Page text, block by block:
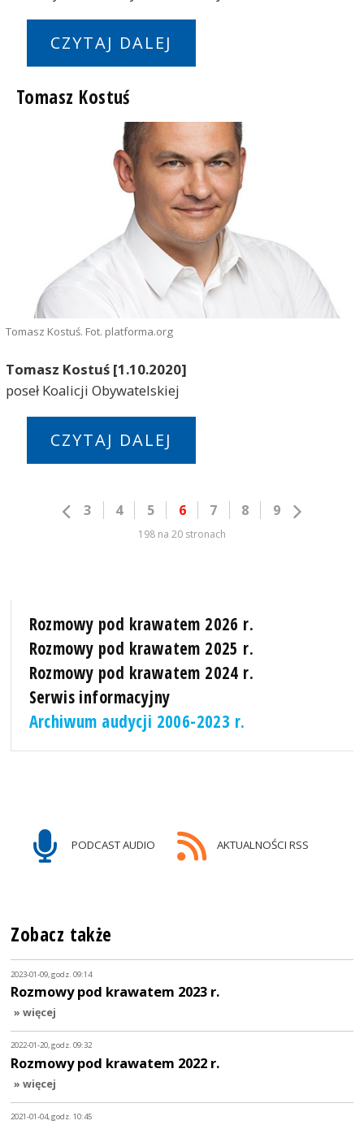
CZYTAJ DALEJ
Tomasz Kostuś
Tomasz Kostuś. Fot. platforma.org
Tomasz Kostuś [1.10.2020]
poseł Koalicji Obywatelskiej
CZYTAJ DALEJ
3 4 5 6 7 8 9
198 na 20 stronach
Rozmowy pod krawatem 2026 r.
Rozmowy pod krawatem 2025 r.
Rozmowy pod krawatem 2024 r.
Serwis informacyjny
Archiwum audycji 2006-2023 r.
PODCAST AUDIO AKTUALNOŚCI RSS
Zobacz także
2023-01-09, godz. 09:14
Rozmowy pod krawatem 2023 r.
» więcej
2022-01-20, godz. 09:32
Rozmowy pod krawatem 2022 r.
» więcej
2021-01-04, godz. 10:45